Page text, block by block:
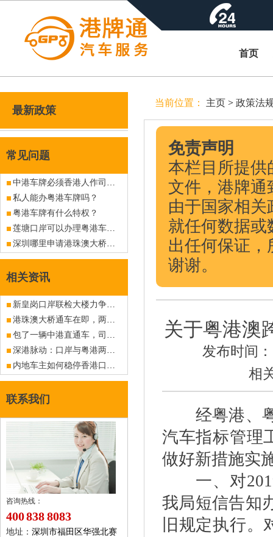
首页
最新政策
常见问题
中港车牌必须香港人作司机吗？
私人能办粤港车牌吗？
粤港车牌有什么特权？
莲塘口岸可以办理粤港车牌吗？有没现牌出售？
深圳哪里申请港珠澳大桥车牌？
相关资讯
新皇岗口岸联检大楼力争今年底基本完成建设
港珠澳大桥通车在即，两地通关常见问题汇总
包了一辆中港直通车，司机说起了他所认知的粤港车牌潜规则
深港脉动：口岸与粤港两地车牌编织的双城故事
内地车主如何稳停香港口岸停车场？实地踩点攻略来了
联系我们
咨询热线：
400 838 8083
地址： 深圳市福田区华强北赛
当前位置： 主页 > 政策法
免责声明
本栏目所提供
文件，港牌通
由于国家相
就任何数据或
出任何保证，
谢谢。
关于粤港澳
发布时间
相
经粤港、粤
汽车指标管理
做好新措施实
一、对2019
我局短信告知
旧规定执行